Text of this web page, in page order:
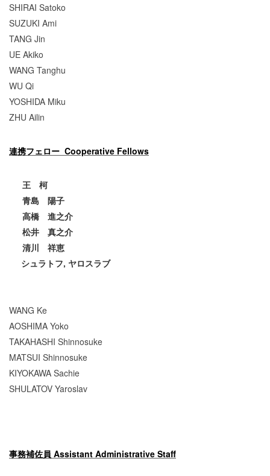
SHIRAI Satoko
SUZUKI Ami
TANG Jin
UE Akiko
WANG Tanghu
WU Qi
YOSHIDA Miku
ZHU Ailin
連携フェロー Cooperative Fellows
王 柯
青島 陽子
高橋 進之介
松井 真之介
清川 祥恵
シュラトフ, ヤロスラブ
WANG Ke
AOSHIMA Yoko
TAKAHASHI Shinnosuke
MATSUI Shinnosuke
KIYOKAWA Sachie
SHULATOV Yaroslav
事務補佐員 Assistant Administrative Staff